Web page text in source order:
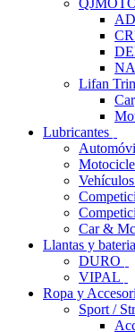
Lifan
Lubricantes
Car &
Llantas y
DURO
VIPAL
Ropa y
Sport /